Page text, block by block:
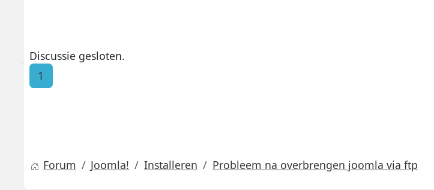
Discussie gesloten.
1
Forum Joomla! Installeren Probleem na overbrengen joomla via ftp